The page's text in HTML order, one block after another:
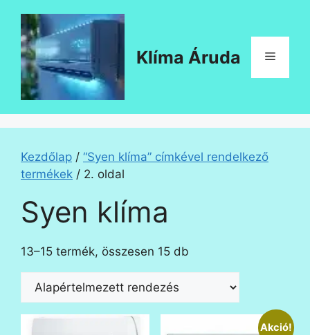
tartalomba
Klíma Áruda Menü
Kezdőlap / “Syen klíma” címkével rendelkező
termékek / 2. oldal
Syen klíma
13–15 termék, összesen 15 db
Akció!